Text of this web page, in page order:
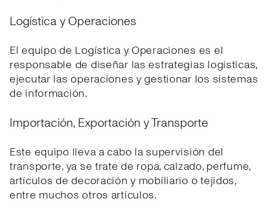
Logística y Operaciones
El equipo de Logística y Operaciones es el
responsable de diseñar las estrategias logísticas,
ejecutar las operaciones y gestionar los sistemas
de información.
Importación, Exportación y Transporte
Este equipo lleva a cabo la supervisión del
transporte, ya se trate de ropa, calzado, perfume,
artículos de decoración y mobiliario o tejidos,
entre muchos otros artículos.